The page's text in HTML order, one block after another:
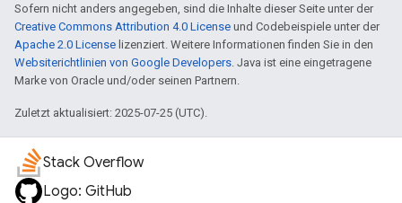
Sofern nicht anders angegeben, sind die Inhalte dieser Seite unter der
Creative Commons Attribution 4.0 License und Codebeispiele unter der
Apache 2.0 License lizenziert. Weitere Informationen finden Sie in den
Websiterichtlinien von Google Developers . Java ist eine eingetragene
Marke von Oracle und/oder seinen Partnern.
Zuletzt aktualisiert: 2025-07-25 (UTC).
Stack Overflow
Logo: GitHub